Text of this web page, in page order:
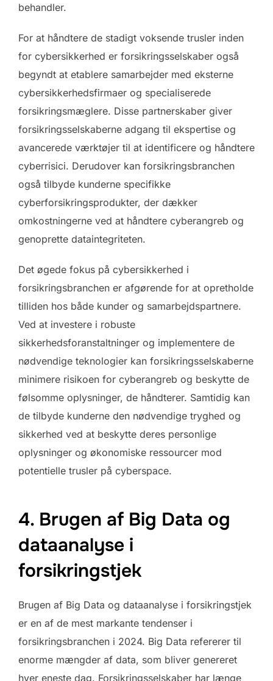
behandler.
For at håndtere de stadigt voksende trusler inden
for cybersikkerhed er forsikringsselskaber også
begyndt at etablere samarbejder med eksterne
cybersikkerhedsfirmaer og specialiserede
forsikringsmæglere. Disse partnerskaber giver
forsikringsselskaberne adgang til ekspertise og
avancerede værktøjer til at identificere og håndtere
cyberrisici. Derudover kan forsikringsbranchen
også tilbyde kunderne specifikke
cyberforsikringsprodukter, der dækker
omkostningerne ved at håndtere cyberangreb og
genoprette dataintegriteten.
Det øgede fokus på cybersikkerhed i
forsikringsbranchen er afgørende for at opretholde
tilliden hos både kunder og samarbejdspartnere.
Ved at investere i robuste
sikkerhedsforanstaltninger og implementere de
nødvendige teknologier kan forsikringsselskaberne
minimere risikoen for cyberangreb og beskytte de
følsomme oplysninger, de håndterer. Samtidig kan
de tilbyde kunderne den nødvendige tryghed og
sikkerhed ved at beskytte deres personlige
oplysninger og økonomiske ressourcer mod
potentielle trusler på cyberspace.
4. Brugen af Big Data og
dataanalyse i
forsikringstjek
Brugen af Big Data og dataanalyse i forsikringstjek
er en af de mest markante tendenser i
forsikringsbranchen i 2024. Big Data refererer til
enorme mængder af data, som bliver genereret
hver eneste dag. Forsikringsselskaber har længe